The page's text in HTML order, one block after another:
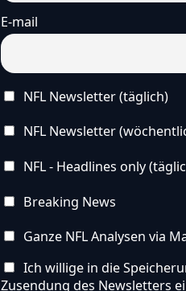
E-mail
NFL Newsletter (täglich)
NFL Newsletter
NFL - Headlines only
Breaking News
Ganze NFL Analysen via
Ich willige in die
Zusendung des Newsletters